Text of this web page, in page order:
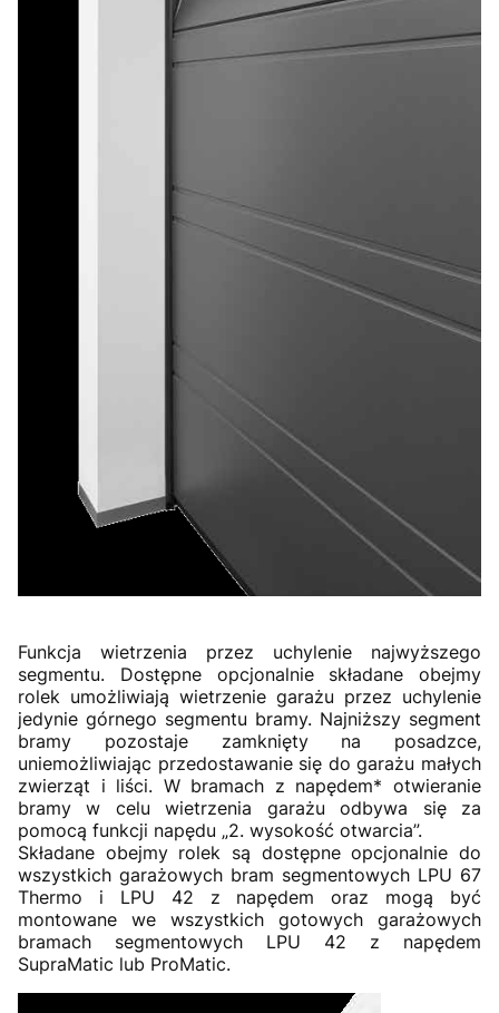
Funkcja wietrzenia przez uchylenie najwyższego
segmentu. Dostępne opcjonalnie składane obejmy
rolek umożliwiają wietrzenie garażu przez uchylenie
jedynie górnego segmentu bramy. Najniższy segment
bramy pozostaje zamknięty na posadzce,
uniemożliwiając przedostawanie się do garażu małych
zwierząt i liści. W bramach z napędem* otwieranie
bramy w celu wietrzenia garażu odbywa się za
pomocą funkcji napędu „2. wysokość otwarcia”.
Składane obejmy rolek są dostępne opcjonalnie do
wszystkich garażowych bram segmentowych LPU 67
Thermo i LPU 42 z napędem oraz mogą być
montowane we wszystkich gotowych garażowych
bramach segmentowych LPU 42 z napędem
SupraMatic lub ProMatic.